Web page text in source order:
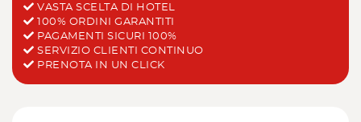
VASTA SCELTA DI HOTEL
100% ORDINI GARANTITI
PAGAMENTI SICURI 100%
SERVIZIO CLIENTI CONTINUO
PRENOTA IN UN CLICK